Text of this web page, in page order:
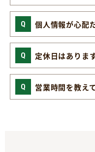
個人情報が心配
定休日はありま
営業時間を教え